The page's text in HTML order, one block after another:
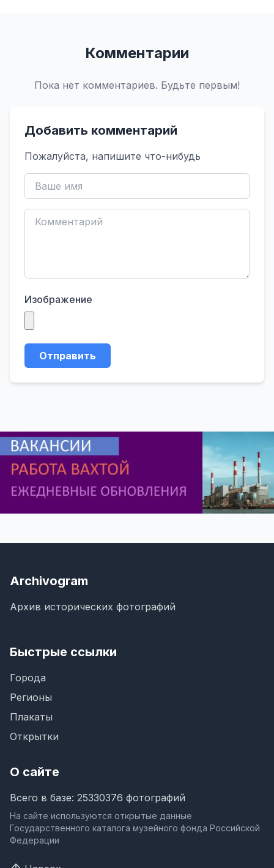
Комментарии
Пока нет комментариев. Будьте первым!
Добавить комментарий
Пожалуйста, напишите что-нибудь
Изображение
Отправить
Archivogram
Архив исторических фотографий
Быстрые ссылки
Города
Регионы
Плакаты
Открытки
О сайте
Всего в базе: 25330376 фотографий
На сайте используются открытые данные
Государственного каталога музейного фонда Российской
Федерации